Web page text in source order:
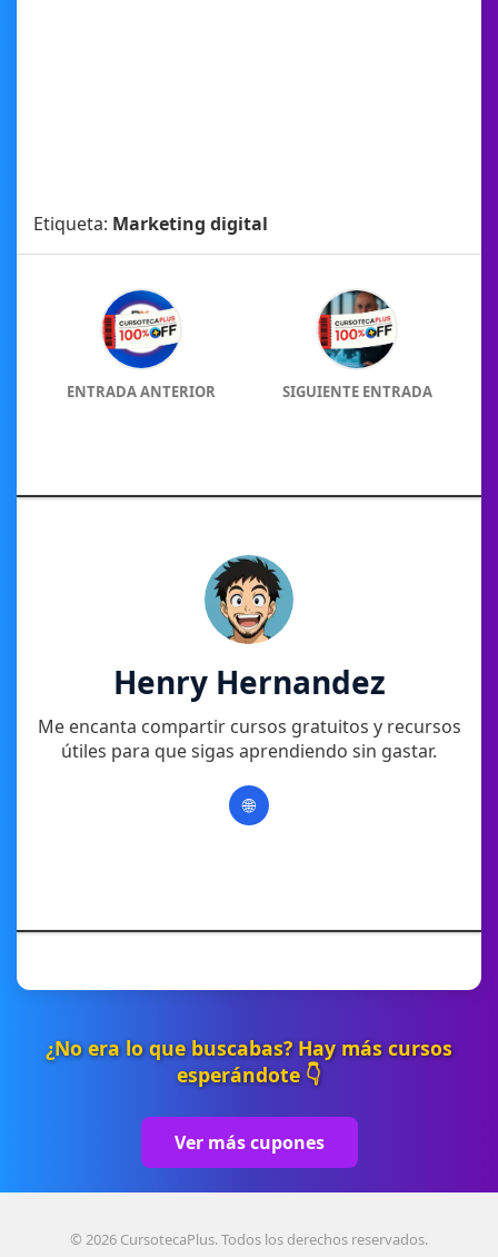
Etiqueta: Marketing digital
ENTRADA ANTERIOR SIGUIENTE ENTRADA
Henry Hernandez
Me encanta compartir cursos gratuitos y recursos
útiles para que sigas aprendiendo sin gastar.
🌐
¿No era lo que buscabas? Hay más cursos
esperándote 👇
Ver más cupones
© 2026 CursotecaPlus. Todos los derechos reservados.